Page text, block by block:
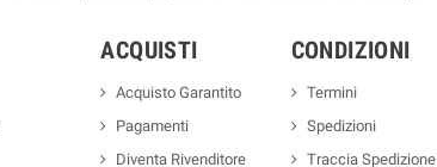
ACQUISTI
Acquisto Garantito
Pagamenti
Diventa Rivenditore
CONDIZIONI
Termini
Spedizioni
Traccia Spedizione